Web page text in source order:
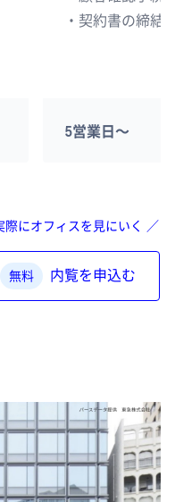
・ 契約書の締結
5営業日〜
際にオフィスを見にいく ／
無料 内覧を申込む